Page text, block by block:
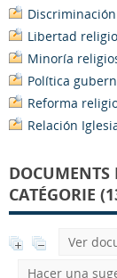
Libertad
Minoría
Política
Reforma
Relación
DOCUMENTS
CATÉGORIE
Ver
Hacer una